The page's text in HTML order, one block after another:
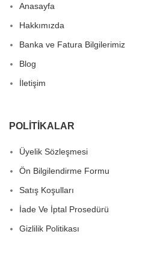
Anasayfa
Hakkımızda
Banka ve Fatura Bilgilerimiz
Blog
İletişim
POLITIKALAR
Üyelik Sözleşmesi
Ön Bilgilendirme Formu
Satış Koşulları
İade Ve İptal Prosedürü
Gizlilik Politikası